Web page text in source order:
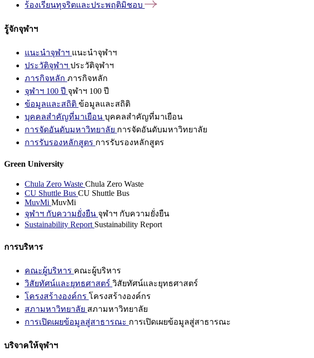
ร้องเรียนทุจริตและประพฤติมิชอบ
รู้จักจุฬาฯ
แนะนำจุฬาฯ แนะนำจุฬาฯ
ประวัติจุฬาฯ ประวัติจุฬาฯ
ภารกิจหลัก ภารกิจหลัก
จุฬาฯ 100 ปี จุฬาฯ 100 ปี
ข้อมูลและสถิติ ข้อมูลและสถิติ
บุคคลสำคัญที่มาเยือน บุคคลสำคัญที่มาเยือน
การจัดอันดับมหาวิทยาลัย การจัดอันดับมหาวิทยาลัย
การรับรองหลักสูตร การรับรองหลักสูตร
Green University
Chula Zero Waste Chula Zero Waste
CU Shuttle Bus CU Shuttle Bus
MuvMi MuvMi
จุฬาฯ กับความยั่งยืน จุฬาฯ กับความยั่งยืน
Sustainability Report Sustainability Report
การบริหาร
คณะผู้บริหาร คณะผู้บริหาร
วิสัยทัศน์และยุทธศาสตร์ วิสัยทัศน์และยุทธศาสตร์
โครงสร้างองค์กร โครงสร้างองค์กร
สภามหาวิทยาลัย สภามหาวิทยาลัย
การเปิดเผยข้อมูลสู่สาธารณะ การเปิดเผยข้อมูลสู่สาธารณะ
บริจาคให้จุฬาฯ